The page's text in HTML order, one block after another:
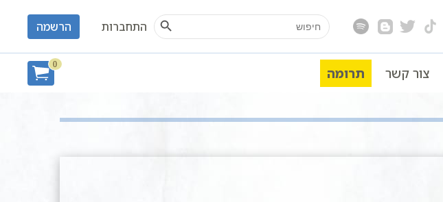
Search
for:
Search Button
התחברות הרשמה
צור קשר תרומה
0
חיפוש